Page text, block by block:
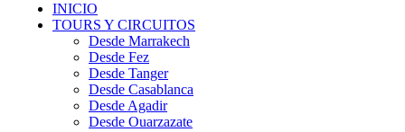
INICIO
TOURS Y CIRCUITOS
Desde Marrakech
Desde Fez
Desde Tanger
Desde Casablanca
Desde Agadir
Desde Ouarzazate